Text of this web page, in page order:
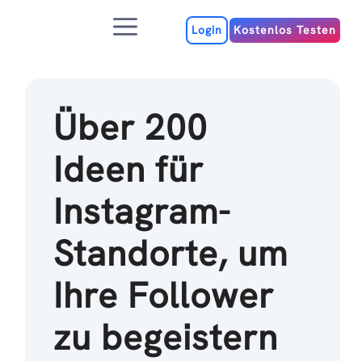
MenuLogin Kostenlos Testen
Über 200
Ideen für
Instagram-
Standorte, um
Ihre Follower
zu begeistern